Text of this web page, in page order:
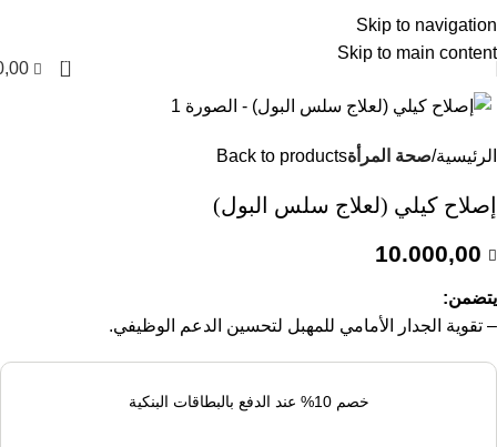
Skip to navigation
Skip to main content
العربية
0
الرئيسية صحة المرأةBack to products
إصلاح كيلي (لعلاج سلس البول)
10.000,00
يتضمن:
– تقوية الجدار الأمامي للمهبل لتحسين الدعم الوظيفي.
خصم 10% عند الدفع بالبطاقات البنكية